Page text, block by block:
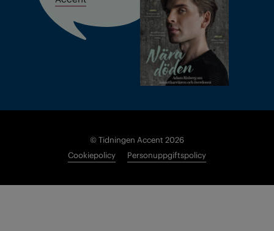
© Tidningen Accent 2026
Cookiepolicy
Personuppgiftspolicy